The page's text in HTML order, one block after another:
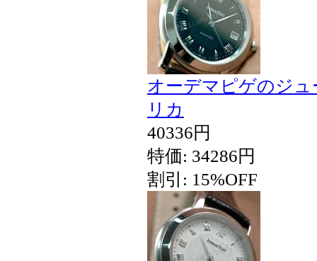
オーデマピゲのジ
リカ
40336円
特価: 34286円
割引: 15%OFF